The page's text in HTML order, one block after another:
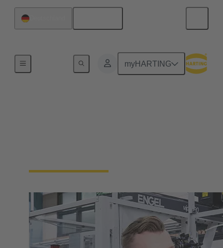
myHARTING
Unsere Verantwortung